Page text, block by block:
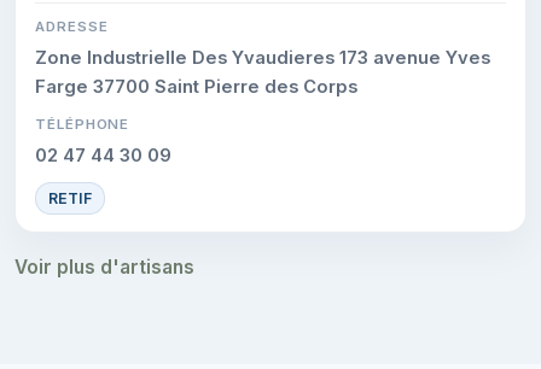
ADRESSE
Zone Industrielle Des Yvaudieres 173 avenue Yves
Farge 37700 Saint Pierre des Corps
TÉLÉPHONE
02 47 44 30 09
RETIF
Voir plus d'artisans